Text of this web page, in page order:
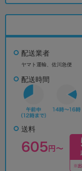
配送業者
ヤマト運輸、佐川急便
配送時間
送料